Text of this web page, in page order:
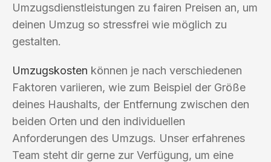
Umzugsdienstleistungen zu fairen Preisen an, um
deinen Umzug so stressfrei wie möglich zu
gestalten.
Umzugskosten können je nach verschiedenen
Faktoren variieren, wie zum Beispiel der Größe
deines Haushalts, der Entfernung zwischen den
beiden Orten und den individuellen
Anforderungen des Umzugs. Unser erfahrenes
Team steht dir gerne zur Verfügung, um eine